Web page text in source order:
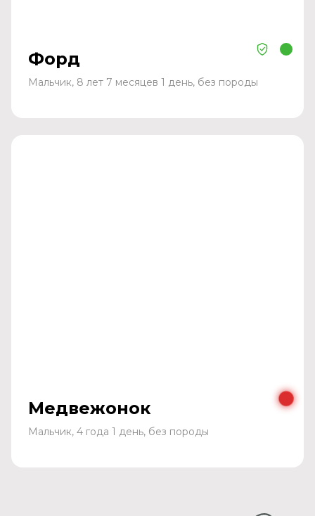
Форд
Мальчик, 8 лет 7 месяцев 1 день, без породы
Медвежонок
Мальчик, 4 года 1 день, без породы